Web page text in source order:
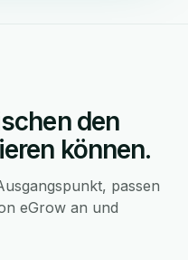
den
können.
passen
eGrow an und